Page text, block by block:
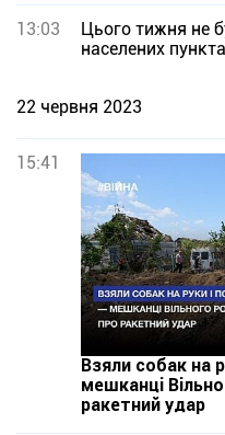
13:03
Цього тижня не
населених
22 червня 2023
15:41
Взяли собак на
мешканці
ракетний удар